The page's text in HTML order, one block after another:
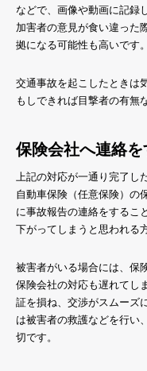
などで、画像や動画に記録
加害者の意見が食い違った
拠になる可能性も高いです。
交通事故を起こしたときは
もしできれば目撃者の有無
保険会社へ連絡を
上記の対応が一通り完了
自動車保険（任意保険）の
に事故報告の連絡をするこ
下がってしまうと思われる
被害者がいる場合には、保
保険会社の対応も遅れてし
証を損ね、交渉がスムーズ
は被害者の救護などを行い
切です。